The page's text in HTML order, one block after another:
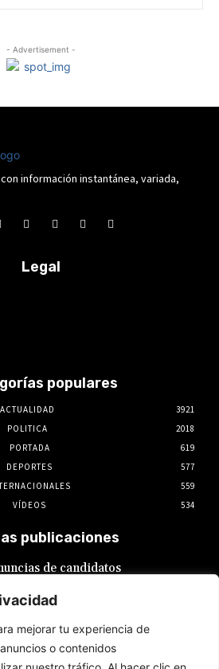
mejorar tu experiencia de
o contenidos
- Advertisement -
información instantánea, variada,
Legal
populares
ACTUALIDAD
3921
POLITICA
2018
PORTADA
619
DEPORTES
577
559
VÍDEOS
534
publicaciones
de candidatos
del reglamento
sin rubor la